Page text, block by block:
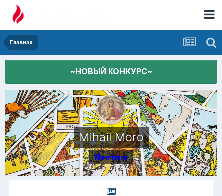
Главная
~НОВЫЙ КОНКУРС~
Mihail Moro
Members